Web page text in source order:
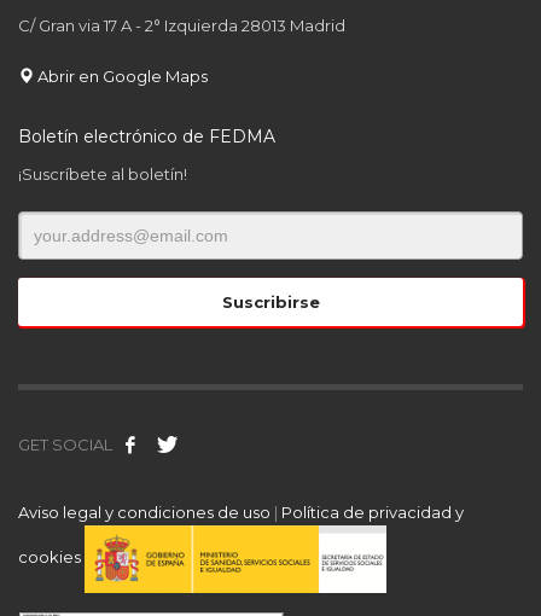
C/ Gran via 17 A - 2° Izquierda 28013 Madrid
Abrir en Google Maps
Boletín electrónico de FEDMA
¡Suscríbete al boletín!
GET SOCIAL
Aviso legal y condiciones de uso | Política de privacidad y
cookies